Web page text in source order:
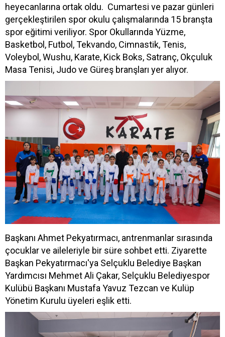
heyecanlarına ortak oldu. Cumartesi ve pazar günleri
gerçekleştirilen spor okulu çalışmalarında 15 branşta
spor eğitimi veriliyor. Spor Okullarında Yüzme,
Basketbol, Futbol, Tekvando, Cimnastik, Tenis,
Voleybol, Wushu, Karate, Kick Boks, Satranç, Okçuluk
Masa Tenisi, Judo ve Güreş branşları yer alıyor.
Başkanı Ahmet Pekyatırmacı, antrenmanlar sırasında
çocuklar ve aileleriyle bir süre sohbet etti. Ziyarette
Başkan Pekyatırmacı'ya Selçuklu Belediye Başkan
Yardımcısı Mehmet Ali Çakar, Selçuklu Belediyespor
Kulübü Başkanı Mustafa Yavuz Tezcan ve Kulüp
Yönetim Kurulu üyeleri eşlik etti.